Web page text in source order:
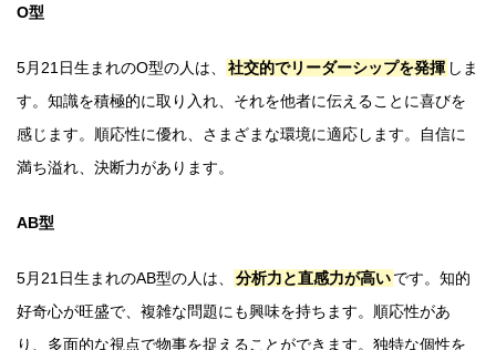
O型
5月21日生まれのO型の人は、 社交的でリーダーシップを発揮 しま
す。知識を積極的に取り入れ、それを他者に伝えることに喜びを
感じます。順応性に優れ、さまざまな環境に適応します。自信に
満ち溢れ、決断力があります。
AB型
5月21日生まれのAB型の人は、 分析力と直感力が高いです。知的
好奇心が旺盛で、複雑な問題にも興味を持ちます。順応性があ
り、多面的な視点で物事を捉えることができます。独特な個性を